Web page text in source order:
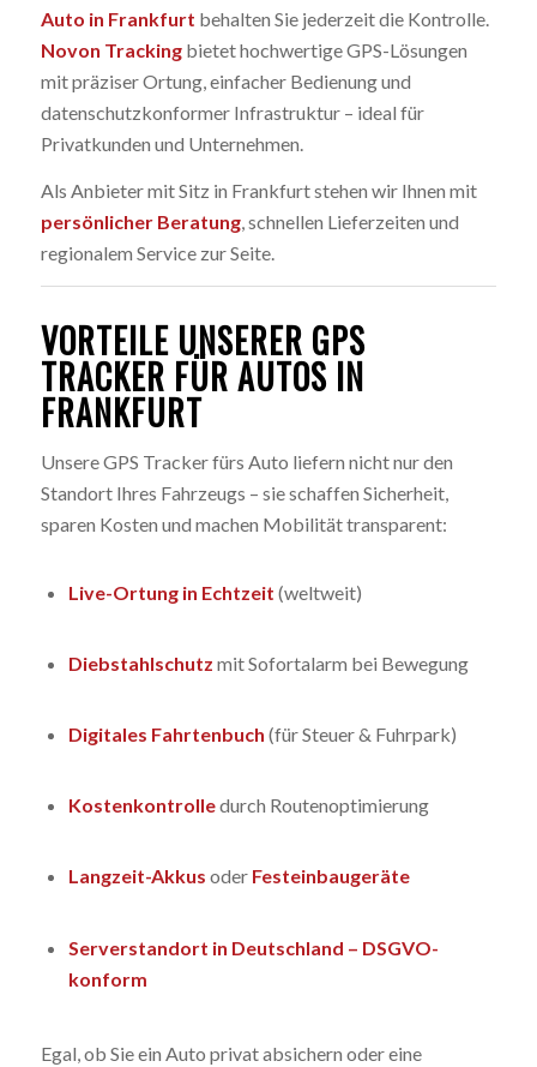
Auto in Frankfurt behalten Sie jederzeit die Kontrolle.
Novon Trackingbietet hochwertige GPS-Lösungen
mit präziser Ortung, einfacher Bedienung und
datenschutzkonformer Infrastruktur – ideal für
Privatkunden und Unternehmen.
Als Anbieter mit Sitz in Frankfurt stehen wir Ihnen mit
persönlicher Beratung, schnellen Lieferzeiten und
regionalem Service zur Seite.
VORTEILE UNSERER GPS
TRACKER FÜR AUTOS IN
FRANKFURT
Unsere GPS Tracker fürs Auto liefern nicht nur den
Standort Ihres Fahrzeugs – sie schaffen Sicherheit,
sparen Kosten und machen Mobilität transparent:
Live-Ortung in Echtzeit (weltweit)
Diebstahlschutz mit Sofortalarm bei Bewegung
Digitales Fahrtenbuch (für Steuer & Fuhrpark)
Kostenkontrolledurch Routenoptimierung
Langzeit-Akkus oder Festeinbaugeräte
Serverstandort in Deutschland – DSGVO-
konform
Egal, ob Sie ein Auto privat absichern oder eine